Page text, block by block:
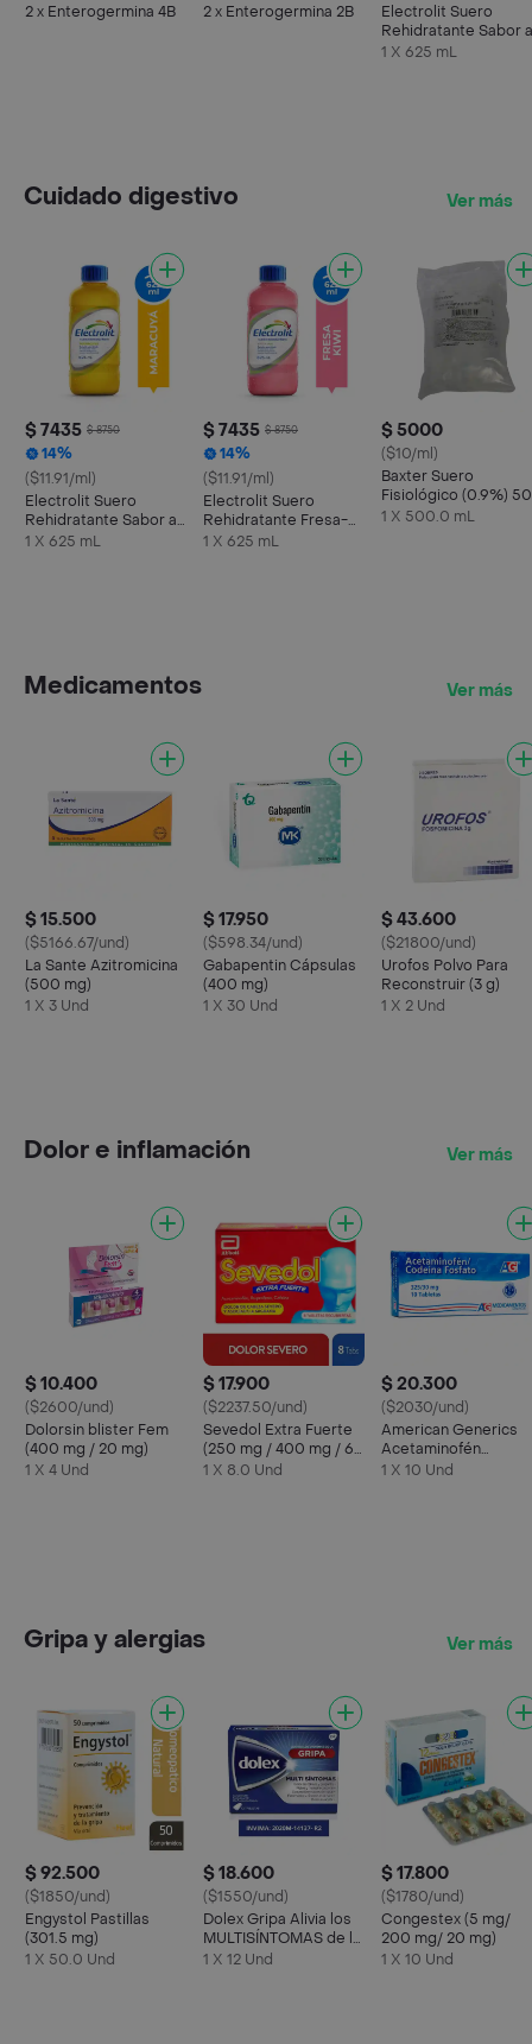
2 x Enterogermina 4B
2 x Enterogermina 2B
Electrolit Suero
Rehidratante Sabor a
Maracuyá
1 X 625 mL
Cuidado digestivo Ver más
$ 7435 $ 8750
14%
($11.91/ml)
Electrolit Suero
Rehidratante Sabor a
Maracuyá
1 X 625 mL
$ 7435 $ 8750
14%
($11.91/ml)
Electrolit Suero
Rehidratante Fresa-
Kiwi
1 X 625 mL
$ 5000
($10/ml)
Baxter Suero
Fisiológico (0.9%)
mL
1 X 500.0 mL
Medicamentos Ver más
$ 15.500
($5166.67/und)
La Sante Azitromicina
(500 mg)
1 X 3 Und
$ 17.950
($598.34/und)
Gabapentin Cápsulas
(400 mg)
1 X 30 Und
$ 43.600
($21800/und)
Urofos Polvo Para
Reconstruir (3 g)
1 X 2 Und
Dolor e inflamación Ver más
$ 10.400
($2600/und)
Dolorsin blister Fem
(400 mg / 20 mg)
1 X 4 Und
$ 17.900
($2237.50/und)
Sevedol Extra Fuerte
(250 mg / 400 mg / 65
mg)
1 X 8.0 Und
$ 20.300
($2030/und)
American Generics
Acetaminofén
Codeína Fosfato
1 X 10 Und
Gripa y alergias Ver más
$ 92.500
($1850/und)
Engystol Pastillas
(301.5 mg)
1 X 50.0 Und
$ 18.600
($1550/und)
Dolex Gripa Alivia los
MULTISÍNTOMAS de la
Gripa X 12 tabs
1 X 12 Und
$ 17.800
($1780/und)
Congestex (5 mg/
200 mg/ 20 mg)
1 X 10 Und